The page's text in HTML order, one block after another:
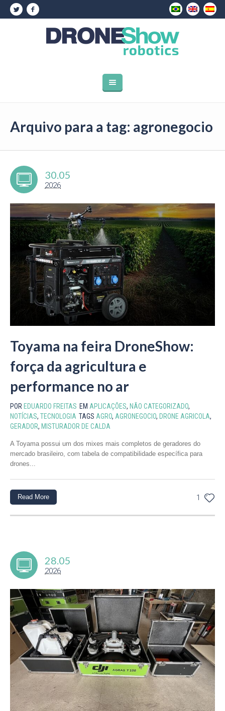
Arquivo para a tag: agronegocio
30.05
2026
Toyama na feira DroneShow:
força da agricultura e
performance no ar
POR EDUARDO FREITAS EM APLICAÇÕES, NÃO CATEGORIZADO,
NOTÍCIAS, TECNOLOGIA TAGS AGRO, AGRONEGOCIO, DRONE AGRICOLA,
GERADOR, MISTURADOR DE CALDA
A Toyama possui um dos mixes mais completos de geradores do
mercado brasileiro, com tabela de compatibilidade específica para
drones...
1
Read More
28.05
2026